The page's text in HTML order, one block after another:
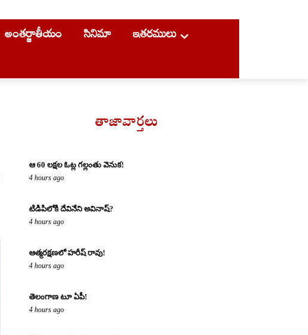
అంతర్జాతీయం సినిమా ఇతరములు
తాజావార్తలు
ఆ 60 లక్షల ఓట్ల గల్లంతు వెనుక!
4 hours ago
టిడిపిలోకి దేవినేని అవినాష్?
4 hours ago
ఆత్మరక్షణలో హరీష్ రావు!
4 hours ago
తెలంగాణ టూ ఏపీ!
4 hours ago